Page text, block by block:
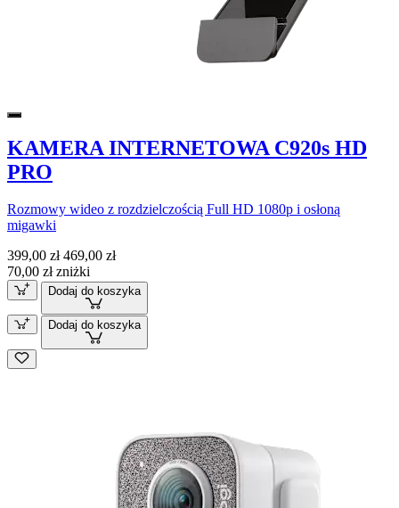
KAMERA INTERNETOWA C920s HD
PRO
Rozmowy wideo z rozdzielczością Full HD 1080p i osłoną
migawki
399,00 zł 469,00 zł
70,00 zł zniżki
Dodaj do koszyka
Dodaj do koszyka